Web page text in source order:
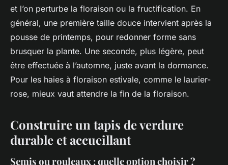
et l’on perturbe la floraison ou la fructification. En
général, une première taille douce intervient après la
pousse de printemps, pour redonner forme sans
brusquer la plante. Une seconde, plus légère, peut
être effectuée à l’automne, juste avant la dormance.
Pour les haies à floraison estivale, comme le laurier-
rose, mieux vaut attendre la fin de la floraison.
Construire un tapis de verdure
durable et accueillant
Semis ou rouleaux : quelle option choisir ?